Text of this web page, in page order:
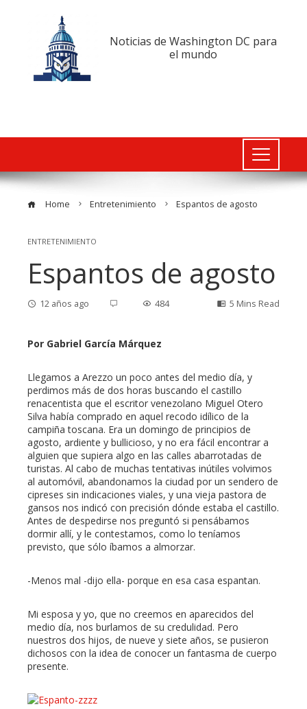
Noticias de Washington DC para
el mundo
Home Entretenimiento Espantos de agosto
ENTRETENIMIENTO
Espantos de agosto
12 años ago 484 5 Mins Read
Por Gabriel García Márquez
Llegamos a Arezzo un poco antes del medio día, y
perdimos más de dos horas buscando el castillo
renacentista que el escritor venezolano Miguel Otero
Silva había comprado en aquel recodo idílico de la
campiña toscana. Era un domingo de principios de
agosto, ardiente y bullicioso, y no era fácil encontrar a
alguien que supiera algo en las calles abarrotadas de
turistas. Al cabo de muchas tentativas inútiles volvimos
al automóvil, abandonamos la ciudad por un sendero de
cipreses sin indicaciones viales, y una vieja pastora de
gansos nos indicó con precisión dónde estaba el castillo.
Antes de despedirse nos preguntó si pensábamos
dormir allí, y le contestamos, como lo teníamos
previsto, que sólo íbamos a almorzar.
-Menos mal -dijo ella- porque en esa casa espantan.
Mi esposa y yo, que no creemos en aparecidos del
medio día, nos burlamos de su credulidad. Pero
nuestros dos hijos, de nueve y siete años, se pusieron
dichosos con la idea de conocer un fantasma de cuerpo
presente.